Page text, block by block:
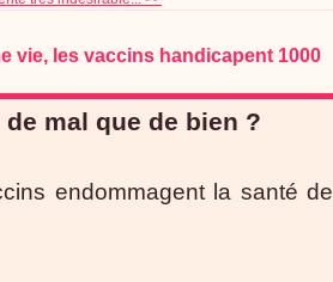
vie, les vaccins handicapent 1000
de mal que de bien ?
endommagent la santé de